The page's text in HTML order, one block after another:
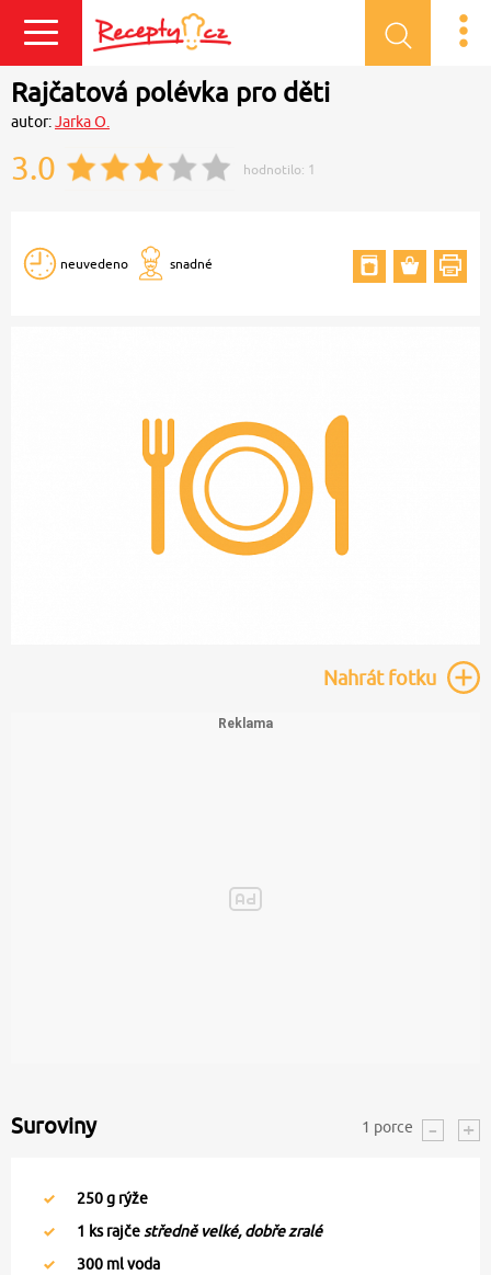
Přihlásit se
Rajčatová polévka pro děti
autor:Jarka O.
3.0 hodnotilo: 1
neuvedeno snadné
Nahrátfotku
Suroviny 1 porce
250g rýže
1 ks rajče středně velké, dobře zralé
300 ml voda